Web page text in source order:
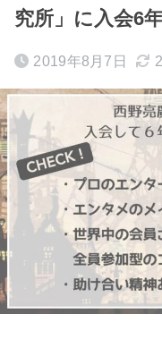
究所」に入会6
2019年8月7日